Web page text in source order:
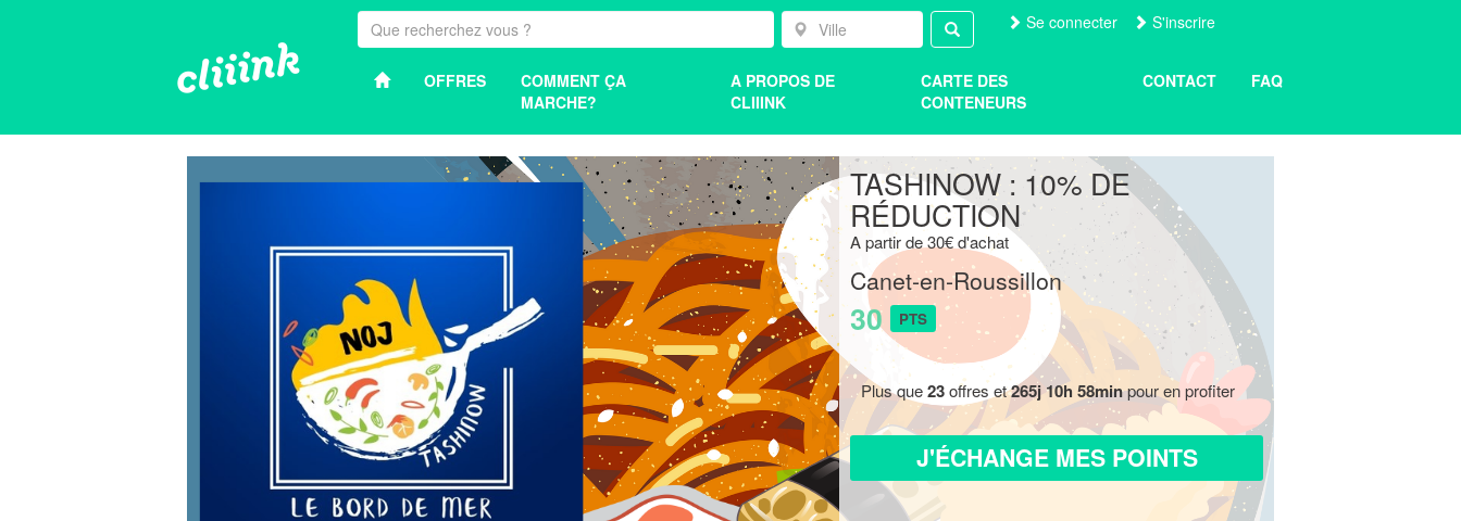
Se connecter S'inscrire
OFFRES
COMMENT ÇA
MARCHE?
A PROPOS DE
CLIIINK
CARTE DES
CONTENEURS
CONTACT FAQ
TASHINOW : 10% DE
RÉDUCTION
A partir de 30€ d'achat
Canet-en-Roussillon
30 PTS
Plus que23offres et265j 10h 58minpour en profiter
J'ÉCHANGE MES POINTS